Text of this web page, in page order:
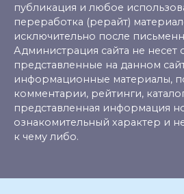
публикация и любое
переработка (рерайт)
исключительно после
Администрация сайта не несет
представленные на данном
информационные материалы,
комментарии, рейтинги,
представленная информация
ознакомительный характер и
к чему либо.